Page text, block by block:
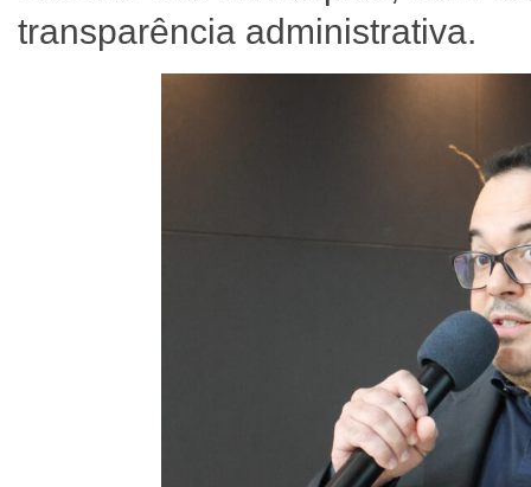
transparência administrativa.